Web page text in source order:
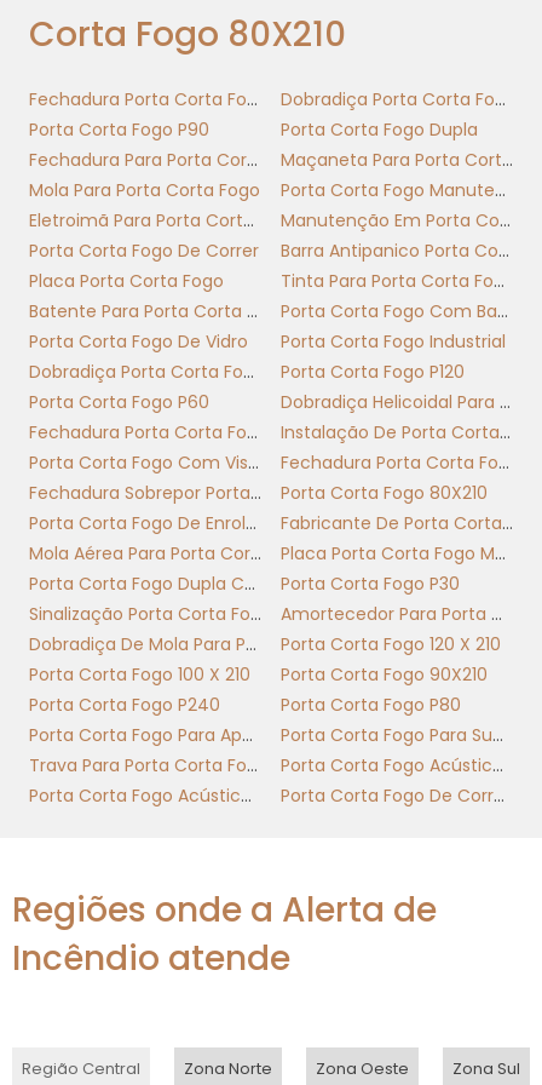
e classificação R (tempo de resistência).
isolamento térmico e acústico reduz incertezas
Para áreas de tráfego médio, portas simples
oferecem durabilidade e custo-benefício;
paredes resistentes ao fogo, opte por portas
guarnições intumescentes. O acabamento preto
se exige discreção visual ou contraste
poliuretano ou esmalte epóxi para resistência à
retenção de fumaça e experiência de abertura
definem usabilidade real.
Implemente no meio da obra: instale armação
com manta intumescente conforme
alinhamento para garantir estanqueidade.
ambientes administrativos, privilegie
vedação acústica e fechaduras
especificações do material no projeto executivo
funcionamento para manter rastreabilidade e
Aço com núcleo mineral: alta resistência e
Madeira intumescente: aspecto estético,
específica
Chapa simples pintada: solução econômica
risco
Aço com
núcleo
120 minutos
(exemplo
60–90
Corta Fogo 80X210
Fechadura Porta Corta Fogo
Dobradiça Porta Corta Fogo
Porta Corta Fogo P90
Porta Corta Fogo Dupla
Fechadura Para Porta Corta Fogo Com Chave
Maçaneta Para Porta Corta Fogo
Mola Para Porta Corta Fogo
Porta Corta Fogo Manutenção
Eletroimã Para Porta Corta Fogo
Manutenção Em Porta Corta Fogo
Porta Corta Fogo De Correr
Barra Antipanico Porta Corta Fogo
Placa Porta Corta Fogo
Tinta Para Porta Corta Fogo
Batente Para Porta Corta Fogo
Porta Corta Fogo Com Barra Antipanico
Porta Corta Fogo De Vidro
Porta Corta Fogo Industrial
Dobradiça Porta Corta Fogo Com Mola
Porta Corta Fogo P120
Porta Corta Fogo P60
Dobradiça Helicoidal Para Porta Corta Fogo
Fechadura Porta Corta Fogo Com Barra Antipânico
Instalação De Porta Corta Fogo
Porta Corta Fogo Com Visor
Fechadura Porta Corta Fogo Sem Chave
Fechadura Sobrepor Porta Corta Fogo
Porta Corta Fogo 80X210
Porta Corta Fogo De Enrolar
Fabricante De Porta Corta Fogo
Mola Aérea Para Porta Corta Fogo
Placa Porta Corta Fogo Mantenha Fechada
Porta Corta Fogo Dupla Com Barra Antipanico
Porta Corta Fogo P30
Sinalização Porta Corta Fogo
Amortecedor Para Porta Corta Fogo
Dobradiça De Mola Para Porta Corta Fogo
Porta Corta Fogo 120 X 210
Porta Corta Fogo 100 X 210
Porta Corta Fogo 90X210
Porta Corta Fogo P240
Porta Corta Fogo P80
Porta Corta Fogo Para Apartamento
Porta Corta Fogo Para Subestação
Trava Para Porta Corta Fogo
Porta Corta Fogo Acústica Nível 1
Porta Corta Fogo Acústica Nível 2
Porta Corta Fogo De Correr Industrial
Regiões onde a Alerta de
Incêndio atende
Região Central Zona Norte Zona Oeste Zona Sul